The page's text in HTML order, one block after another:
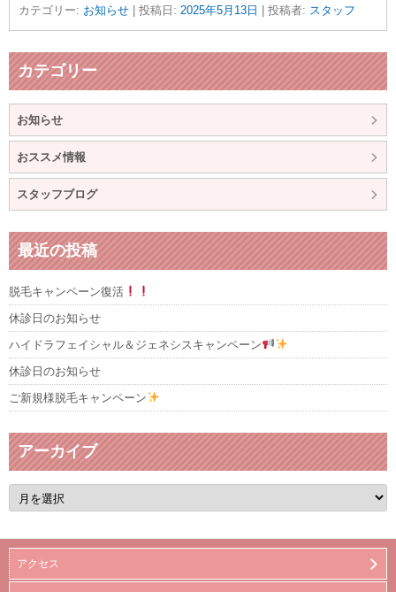
カテゴリー: お知らせ | 投稿日: 2025年5月13日 投稿者: スタッフ
カテゴリー
お知らせ
おススメ情報
スタッフブログ
最近の投稿
脱毛キャンペーン復活
休診日のお知らせ
ハイドラフェイシャル＆ジェネシスキャンペーン
休診日のお知らせ
ご新規様脱毛キャンペーン
アーカイブ
ア
ー
カ
ブ
アクセス